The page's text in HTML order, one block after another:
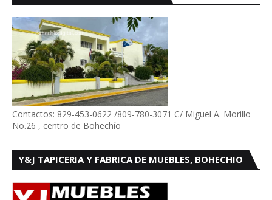
Contactos: 829-453-0622 /809-780-3071 C/ Miguel A. Morillo
No.26 , centro de Bohechío
Y&J TAPICERIA Y FABRICA DE MUEBLES, BOHECHIO